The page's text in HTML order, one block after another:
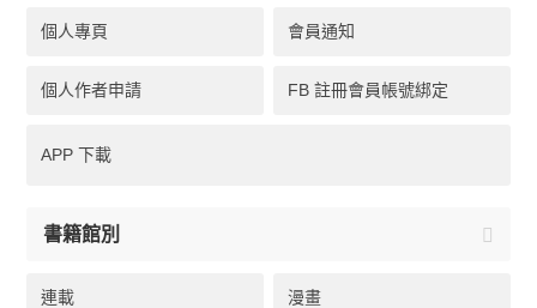
個人專頁 會員通知
個人作者申請 FB 註冊會員帳號綁定
APP 下載
書籍館別
連載 漫畫